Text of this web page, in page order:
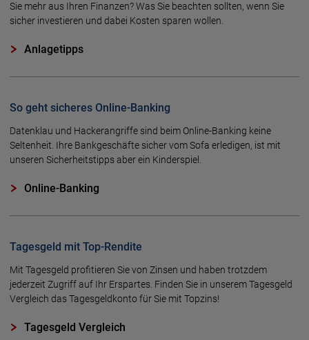
Sie mehr aus Ihren Finan­zen? Was Sie beach­ten soll­ten, wenn Sie
sicher inves­tie­ren und dabei Kosten sparen wol­len.
Anlagetipps
So geht sicheres Online-Banking
Datenklau und Hackerangriffe sind beim Online-Banking keine
Seltenheit. Ihre Bankgeschäfte sicher vom Sofa erledigen, ist mit
unseren Sicherheitstipps aber ein Kinderspiel.
Online-Banking
Tagesgeld mit Top-Rendite
Mit Tagesgeld profitieren Sie von Zinsen und haben trotzdem
jederzeit Zugriff auf Ihr Erspartes. Finden Sie in unserem Tagesgeld
Vergleich das Tagesgeldkonto für Sie mit Topzins!
Tagesgeld Vergleich